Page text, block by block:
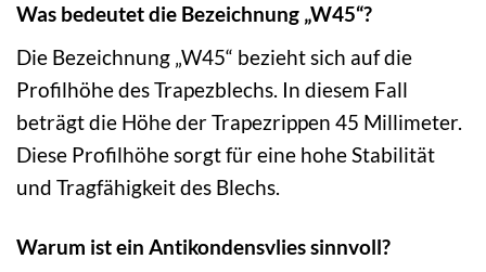
Was bedeutet die Bezeichnung „W45“?
Die Bezeichnung „W45“ bezieht sich auf die
Profilhöhe des Trapezblechs. In diesem Fall
beträgt die Höhe der Trapezrippen 45 Millimeter.
Diese Profilhöhe sorgt für eine hohe Stabilität
und Tragfähigkeit des Blechs.
Warum ist ein Antikondensvlies sinnvoll?